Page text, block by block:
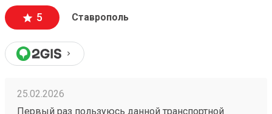
5 Ставрополь
25.02.2026
Первый раз пользуюсь данной транспортной